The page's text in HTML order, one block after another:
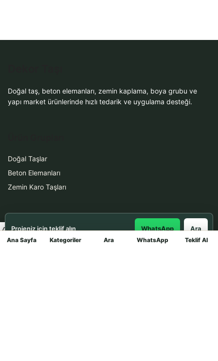
Ana Sayfa Kategoriler Ara WhatsApp Teklif Al
Doğal taş, beton elemanları, zemin kaplama, boya grubu ve
yapı market ürünlerinde hızlı tedarik ve uygulama desteği.
Doğal Taşlar
Beton Elemanları
Zemin Karo Taşları
Hizmetler
Uygulama
Projeniz için teklif alın WhatsApp Ara